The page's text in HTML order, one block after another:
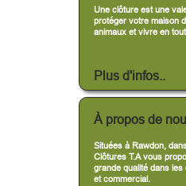
Une clôture est une
protéger votre maison
animaux et vivre en
Plus d'infos..
À propos de
Situées à Rawdon,
Clôtures T.A vous
grande qualité dans
et commercial.